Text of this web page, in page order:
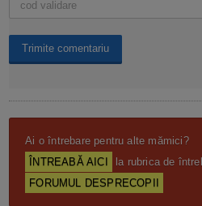
Ai o întrebare pentru alte mămici?
ÎNTREABĂ AICI
la rubrica de
FORUMUL DESPRECOPII